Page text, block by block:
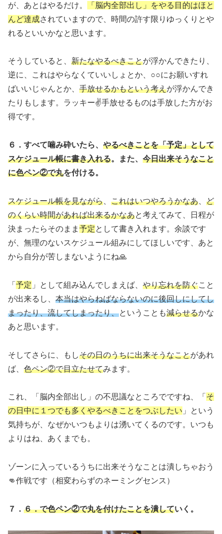
が、あとはやるだけ。
「脳内全部出し」をやる目的はほと
んど達成されていますので、時間の許す限りゆっくりとや
れるといいかなと思います。
そうしていると、 新たなやるべきことが浮かんできたり、
逆に、これはやらなくていいしょとか、○○にお願いすれ
ばいいじゃんとか、 手放せるかもという考えが浮かんでき
たりもします。ラッキー✌手放せるものは手放した方がお
得です。
６．すべて噛み砕いたら、 やるべきことを「予定」として
スケジュール帳に書き入れる。また、 今日出来そうなこと
に色ペン②で丸を付ける。
スケジュール帳を見ながら これはいつやろうかなあ
ど
のくらい時間があれば出来るかなあと考えてみて、日程が
決まったらそのまま 予定として書き入れます。余談です
が、無理のないスケジュール組みにしてほしいです、あと
から自分が苦しまないようにね🙏
「 予定 」として組み込んでしまえば、 やり忘れを防ぐこと
が出来るし、 本当はやらねばならないのに後回しにしてし
まったり、流してしまったり、ということも減らせるかな
あと思います。
そしてさらに、もしその日のうちに出来そうなことがあれ
ば、 色ペン②で目立たせてみます。
これ、「脳内全部出し」の不思議なところでですね、「 そ
の日中に１つでも多くやるべきことをつぶしたい 」という
気持ちが、なぜかいつもよりは湧いてくるのです。いつも
よりはね、あくまでも。
ゾーンに入っているうちに出来そうなことは潰しちゃおう
👊作戦です（相変わらずのネーミングセンス）
７． ６．で色ペン②で丸を付けたことを潰していく。